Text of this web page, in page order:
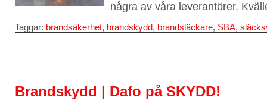
några av våra leverantörer.
Taggar: brandsäkerhet, brandskydd, brandsläckare, SBA,
Brandskydd | Dafo på SKYDD!